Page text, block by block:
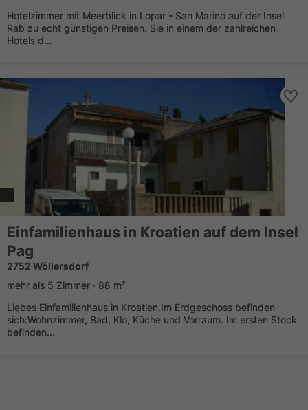
Hotelzimmer mit Meerblick in Lopar - San Marino auf der Insel
Rab zu echt günstigen Preisen. Sie in einem der zahlreichen
Hotels d...
Einfamilienhaus in Kroatien auf dem Insel
Pag
2752 Wöllersdorf
mehr als 5 Zimmer · 88 m²
Liebes Einfamilienhaus in Kroatien.Im Erdgeschoss befinden
sich:Wohnzimmer, Bad, Klo, Küche und Vorraum. Im ersten Stock
befinden...